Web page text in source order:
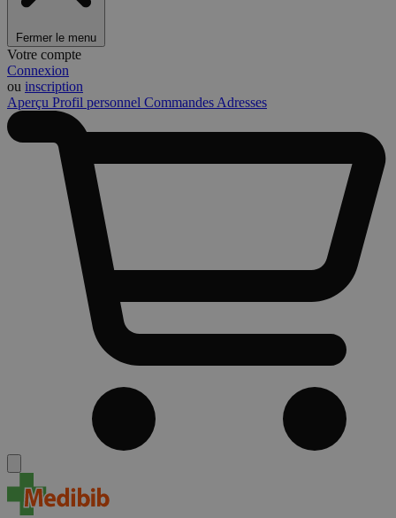
Fermer le menu
Votre compte
Connexion
ou inscription
Aperçu Profil personnel Commandes Adresses